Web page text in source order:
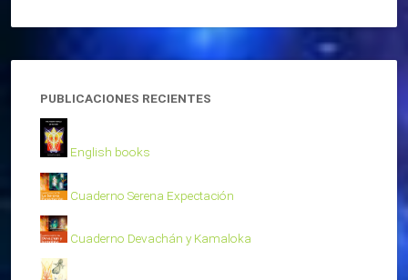
PUBLICACIONES RECIENTES
English books
Cuaderno Serena Expectación
Cuaderno Devachán y Kamaloka